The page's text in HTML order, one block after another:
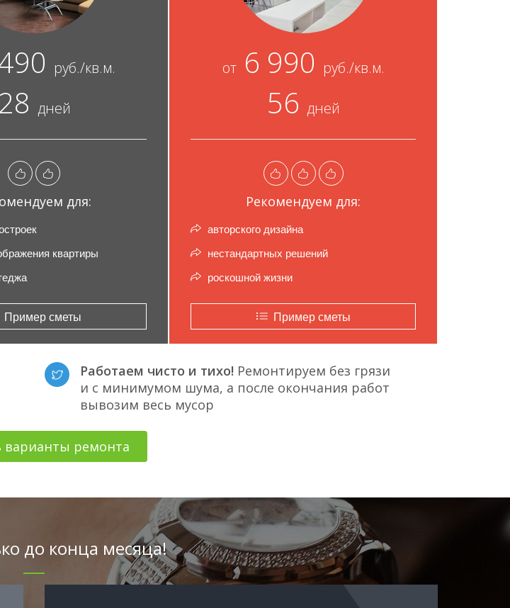
руб./кв.м.
28 дней
для:
квартиры
сметы
от6 990 руб./кв.м.
56 дней
Рекомендуем для:
авторского дизайна
нестандартных решений
роскошной жизни
Пример сметы
Работаем чисто и тихо! Ремонтируем без грязи
и с минимумом шума, а после окончания работ
вывозим весь мусор
варианты ремонта
до конца месяца!